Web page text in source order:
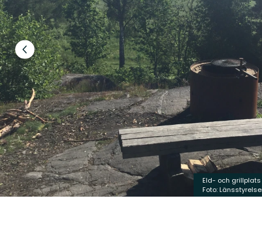
Föregående
bild
Eld- och
Foto: